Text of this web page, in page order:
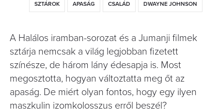
SZTÁROK APASÁG CSALÁD DWAYNE JOHNSON
A Halálos iramban-sorozat és a Jumanji filmek
sztárja nemcsak a világ legjobban fizetett
színésze, de három lány édesapja is. Most
megosztotta, hogyan változtatta meg őt az
apaság. De miért olyan fontos, hogy egy ilyen
maszkulin izomkolosszus erről beszél?